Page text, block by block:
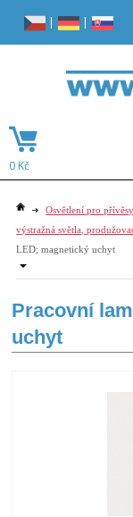
Osvětlení pro
výstražná světla,
LED; magnetický uchyt
Pracovní
uchyt
| |
0 Kč